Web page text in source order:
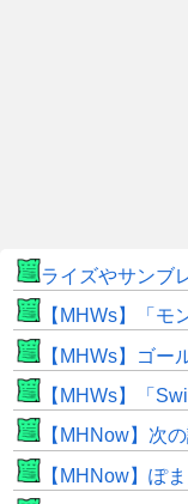
ライズやサンブレイク
【MHWs】「モンハンワイルズ
【MHWs】ゴールドエデ
【MHWs】「Switch2
【MHNow】次の謎石は追
【MHNow】ぽ